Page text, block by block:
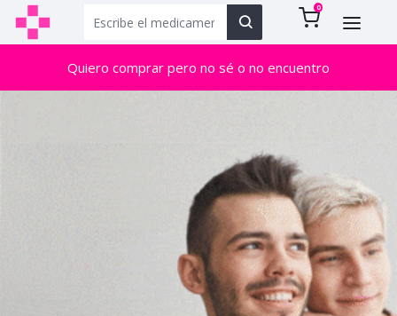
0
Quiero comprar pero no sé o no encuentro